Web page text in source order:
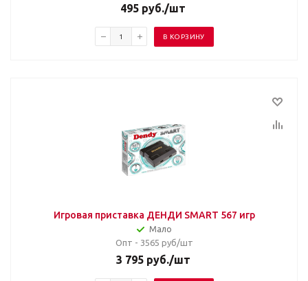
495 руб./шт
В КОРЗИНУ
Игровая приставка ДЕНДИ SMART 567 игр
Мало
Опт - 3565 руб/шт
3 795руб./шт